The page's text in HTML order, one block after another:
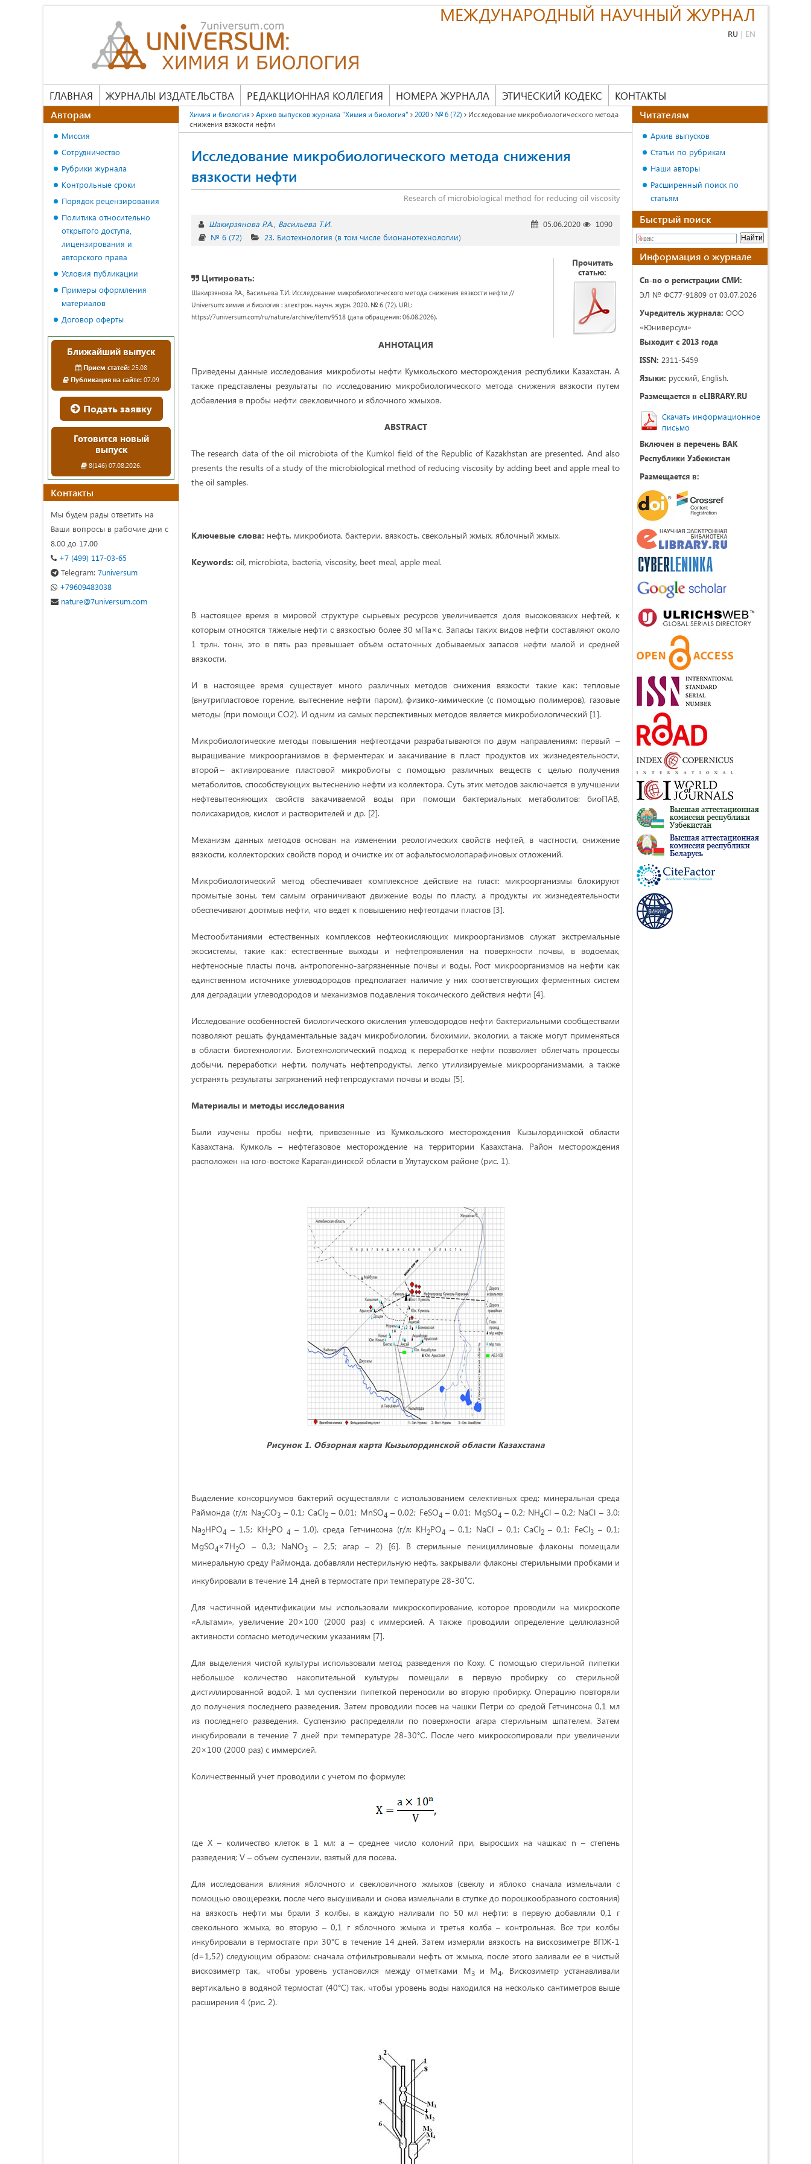
МЕЖДУНАРОДНЫЙ НАУЧНЫЙ ЖУРНАЛ
RU | EN
ГЛАВНАЯ ЖУРНАЛЫ ИЗДАТЕЛЬСТВА РЕДАКЦИОННАЯ КОЛЛЕГИЯ НОМЕРА ЖУРНАЛА ЭТИЧЕСКИЙ КОДЕКС КОНТАКТЫ
Химия и биология Архив выпусков журнала "Химия и биология" 2020 № 6 (72)
Исследование микробиологического метода
снижения вязкости нефти
Исследование микробиологического метода снижения
вязкости нефти
Research of microbiological method for reducing oil viscosity
Шакирзянова Р.А. Васильева Т.И. 05.06.2020
1090
№ 6 (72)
23. Биотехнология (в том числе бионанотехнологии)
Цитировать:
Шакирзянова Р.А., Васильева Т.И. Исследование микробиологического метода снижения вязкости нефти //
Universum: химия и биология : электрон. научн. журн. 2020. № 6 (72). URL:
https://7universum.com/ru/nature/archive/item/9518 (дата обращения: 06.08.2026).
Прочитать
статью:
АННОТАЦИЯ
Приведены данные исследования микробиоты нефти Кумкольского месторождения республики Казахстан. А
также представлены результаты по исследованию микробиологического метода снижения вязкости путем
добавления в пробы нефти свекловичного и яблочного жмыхов.
ABSTRACT
The research data of the oil microbiota of the Kumkol field of the Republic of Kazakhstan are presented. And also
presents the results of a study of the microbiological method of reducing viscosity by adding beet and apple meal to
the oil samples.
Ключевые слова: нефть, микробиота, бактерии, вязкость, свекольный жмых, яблочный жмых.
Keywords: oil, microbiota, bacteria, viscosity, beet meal, apple meal.
В настоящее время в мировой структуре сырьевых ресурсов увеличивается доля высоковязких нефтей, к
которым относятся тяжелые нефти с вязкостью более 30 мПа×с. Запасы таких видов нефти составляют около
1 трлн. тонн, это в пять раз превышает объём остаточных добываемых запасов нефти малой и средней
вязкости.
И в настоящее время существует много различных методов снижения вязкости такие как: тепловые
(внутрипластовое горение, вытеснение нефти паром), физико-химические (с помощью полимеров), газовые
методы (при помощи CO2). И одним из самых перспективных методов является микробиологический [1].
Микробиологические методы повышения нефтеотдачи разрабатываются по двум направлениям: первый –
выращивание микроорганизмов в ферментерах и закачивание в пласт продуктов их жизнедеятельности,
второй – активирование пластовой микробиоты с помощью различных веществ с целью получения
метаболитов, способствующих вытеснению нефти из коллектора. Суть этих методов заключается в улучшении
нефтевытесняющих свойств закачиваемой воды при помощи бактериальных метаболитов: биоПАВ,
полисахаридов, кислот и растворителей и др. [2].
Механизм данных методов основан на изменении реологических свойств нефтей, в частности, снижение
вязкости, коллекторских свойств пород и очистке их от асфальтосмолопарафиновых отложений.
Микробиологический метод обеспечивает комплексное действие на пласт: микроорганизмы блокируют
промытые зоны, тем самым ограничивают движение воды по пласту, а продукты их жизнедеятельности
обеспечивают дoотмыв нефти, что ведет к повышению нефтеотдачи пластов [3].
Местообитаниями естественных комплексов нефтеокисляющих микроорганизмов служат экстремальные
экосистемы, такие как: естественные выходы и нефтепроявления на поверхности почвы, в водоемах,
нефтеносные пласты почв, антропогенно-загрязненные почвы и воды. Рост микроорганизмов на нефти как
единственном источнике углеводородов предполагает наличие у них соответствующих ферментных систем
для деградации углеводородов и механизмов подавления токсического действия нефти [4].
Исследование особенностей биологического окисления углеводородов нефти бактериальными сообществами
позволяют решать фундаментальные задач микробиологии, биохимии, экологии, а также могут применяться
в области биотехнологии. Биотехнологический подход к переработке нефти позволяет облегчать процессы
добычи, переработки нефти, получать нефтепродукты, легко утилизируемые микроорганизмами, а также
устранять результаты загрязнений нефтепродуктами почвы и воды [5].
Материалы и методы исследования
Были изучены пробы нефти, привезенные из Кумкольского месторождения Кызылординской области
Казахстана. Кумколь – нефтегазовое месторождение на территории Казахстана. Район месторождения
расположен на юго-востоке Карагандинской области в Улутауском районе (рис. 1).
Рисунок 1. Обзорная карта Кызылординской области Казахстана
Выделение консорциумов бактерий осуществляли с использованием селективных сред: минеральная среда
Раймонда (г/л: Nа2СО3– 0,1; CaCl2– 0,01; MnSO4 – 0,02; FeSO4 – 0,01; MgSO4 – 0,2; NH4Cl – 0,2; NaCl – 3,0;
Na2HPO4 – 1,5; КН2РO 4 – 1,0), среда Гетчинсона (г/л: KH2PO4 – 0,1; NaCl – 0,1; CaCl2– 0,1; FeCl3– 0,1;
MgSO4×7H2O – 0,3; NaNO3– 2,5; агар – 2) [6]. В стерильные пенициллиновые флаконы помещали
минеральную среду Раймонда, добавляли нестерильную нефть, закрывали флаконы стерильными пробками и
инкубировали в течение 14 дней в термостате при температуре 28-30◦С.
Для частичной идентификации мы использовали микроскопирование, которое проводили на микроскопе
«Альтами», увеличение 20×100 (2000 раз) с иммерсией. А также проводили определение целлюлазной
активности согласно методическим указаниям [7].
Для выделения чистой культуры использовали метод разведения по Коху. С помощью стерильной пипетки
небольшое количество накопительной культуры помещали в первую пробирку со стерильной
дистиллированной водой. 1 мл суспензии пипеткой переносили во вторую пробирку. Операцию повторяли
до получения последнего разведения. Затем проводили посев на чашки Петри со средой Гетчинсона 0,1 мл
из последнего разведения. Суспензию распределяли по поверхности агара стерильным шпателем. Затем
инкубировали в течение 7 дней при температуре 28-30°С. После чего микроскопировали при увеличении
20×100 (2000 раз) с иммерсией.
Количественный учет проводили с учетом по формуле:
где X – количество клеток в 1 мл; a – среднее число колоний при, выросших на чашках; n – степень
разведения; V – объем суспензии, взятый для посева.
Для исследования влияния яблочного и свекловичного жмыхов (свеклу и яблоко сначала измельчали с
помощью овощерезки, после чего высушивали и снова измельчали в ступке до порошкообразного состояния)
на вязкость нефти мы брали 3 колбы, в каждую наливали по 50 мл нефти: в первую добавляли 0,1 г
свекольного жмыха, во вторую – 0,1 г яблочного жмыха и третья колба – контрольная. Все три колбы
инкубировали в термостате при 30°C в течение 14 дней. Затем измеряли вязкость на вискозиметре ВПЖ-1
(d=1,52) следующим образом: сначала отфильтровывали нефть от жмыха, после этого заливали ее в чистый
вискозиметр так, чтобы уровень установился между отметками М3 и М4. Вискозиметр устанавливали
вертикально в водяной термостат (40°С) так, чтобы уровень воды находился на несколько сантиметров выше
расширения 4 (рис. 2).
Авторам
Миссия
Сотрудничество
Рубрики журнала
Контрольные сроки
Порядок рецензирования
Политика относительно
открытого доступа,
лицензирования и
авторского права
Условия публикации
Примеры оформления
материалов
Договор оферты
Ближайший выпуск
Прием статей:25.08
Публикация на сайте: 07.09
Подать заявку
Готовится новый
выпуск
8(146) 07.08.2026.
Контакты
Мы будем рады ответить на
Ваши вопросы в рабочие дни с
8.00 до 17.00
+7 (499) 117-03-65
Telegram: 7universum
+79609483038
nature@7universum.com
Читателям
Архив выпусков
Статьи по рубрикам
Наши авторы
Расширенный поиск по
статьям
Быстрый поиск
Информация о журнале
Св-во о регистрации СМИ:
ЭЛ № ФС77-91809 от 03.07.2026
Учредитель журнала: ООО
«Юниверсум»
Выходит с 2013 года
ISSN: 2311-5459
Языки: русский, English.
Размещается в eLIBRARY.RU
Скачать информационное
письмо
Включен в перечень ВАК
Республики Узбекистан
Размещается в: